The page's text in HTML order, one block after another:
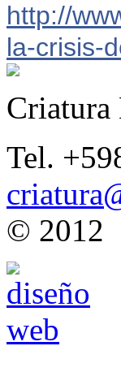
http://
la-crisis-
Criatura
Tel.
© 2012